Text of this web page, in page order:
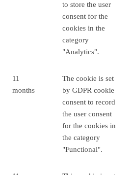
to store the user
consent for the
cookies in the
category
"Analytics".
11
months
The cookie is set
by GDPR cookie
consent to record
the user consent
for the cookies in
the category
"Functional".